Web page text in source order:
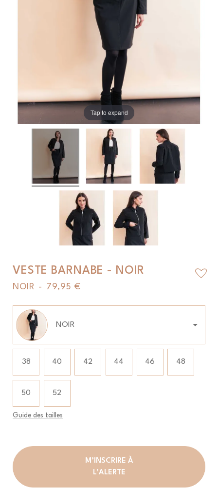
Tap to expand
VESTE BARNABE - NOIR favorite_border
NOIR - 79,95 €
Couleur
NOIR
38
40 42 44 46 48
50 52
Guide des tailles
M’INSCRIRE À
L’ALERTE